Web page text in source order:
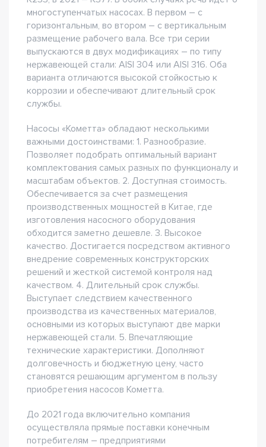
многоступенчатых насосах. В первом – с
горизонтальным, во втором – с вертикальным
размещение рабочего вала. Все три серии
выпускаются в двух модификациях – по типу
нержавеющей стали: AISI 304 или AISI 316. Оба
варианта отличаются высокой стойкостью к
коррозии и обеспечивают длительный срок
службы.
Насосы «Кометта» обладают несколькими
важными достоинствами: 1. Разнообразие.
Позволяет подобрать оптимальный вариант
комплектования самых разных по функционалу и
масштабам объектов. 2. Доступная стоимость.
Обеспечивается за счет размещения
производственных мощностей в Китае, где
изготовления насосного оборудования
обходится заметно дешевле. 3. Высокое
качество. Достигается посредством активного
внедрение современных конструкторских
решений и жесткой системой контроля над
качеством. 4. Длительный срок службы.
Выступает следствием качественного
производства из качественных материалов,
основными из которых выступают две марки
нержавеющей стали. 5. Впечатляющие
технические характеристики. Дополняют
долговечность и бюджетную цену, часто
становятся решающим аргументом в пользу
приобретения насосов Кометта.
До 2021 года включительно компания
осуществляла прямые поставки конечным
потребителям – предприятиями